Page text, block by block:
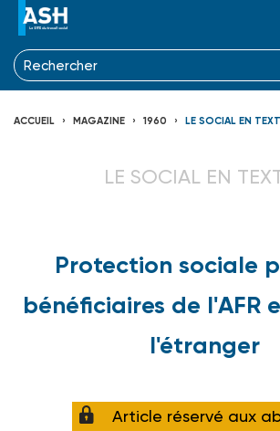
ACCUEIL MAGAZINE 1960 LE SOCIAL EN
LE SOCIAL EN
Protection sociale
bénéficiaires de l'AFR
l'étranger
Article réservé aux